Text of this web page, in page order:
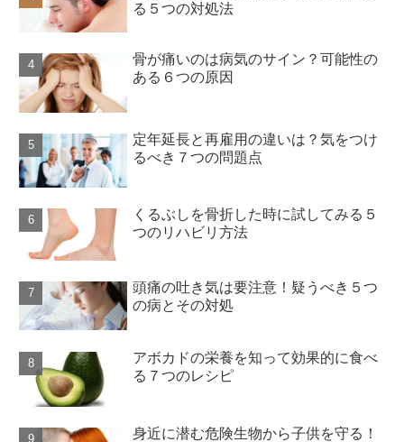
る５つの対処法
骨が痛いのは病気のサイン？可能性の
ある６つの原因
定年延長と再雇用の違いは？気をつけ
るべき７つの問題点
くるぶしを骨折した時に試してみる５
つのリハビリ方法
頭痛の吐き気は要注意！疑うべき５つ
の病とその対処
アボカドの栄養を知って効果的に食べ
る７つのレシピ
身近に潜む危険生物から子供を守る！